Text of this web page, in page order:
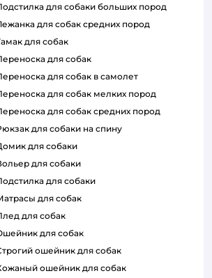
подстилка для собаки больших пород
лежанка для собак средних пород
гамак для собак
переноска для собак
переноска для собак в самолет
переноска для собак мелких пород
переноска для собак средних пород
рюкзак для собаки на спину
домик для собаки
вольер для собаки
подстилка для собаки
матрасы для собак
плед для собак
ошейник для собак
строгий ошейник для собак
кожаный ошейник для собак